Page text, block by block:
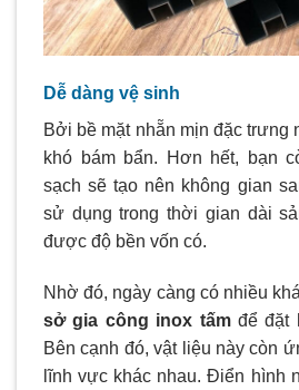
Dễ dàng vệ sinh
Bởi bề mặt nhẵn mịn đặc trưng
khó bám bẩn. Hơn hết, bạn
sạch sẽ tạo nên không gian
sử dụng trong thời gian dài
được độ bền vốn có.
Nhờ đó, ngày càng có nhiều
sở gia công inox tấmđể đặt
Bên cạnh đó, vật liệu này còn
lĩnh vực khác nhau. Điển hình